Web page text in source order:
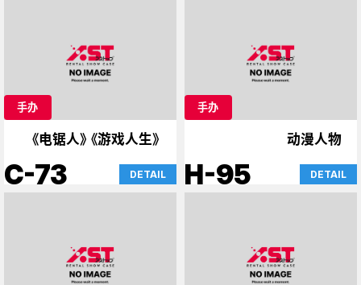
手办
《电锯人》《游戏人生》
C-73 DETAIL
手办
动漫人物
H-95 DETAIL